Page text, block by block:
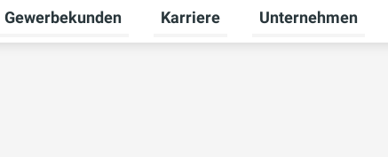
Untermenü für Privatkunden umschalten
Gewerbekunden
Untermenü für Gewerbekunden
Karriere
Untermenü für
Unternehmen